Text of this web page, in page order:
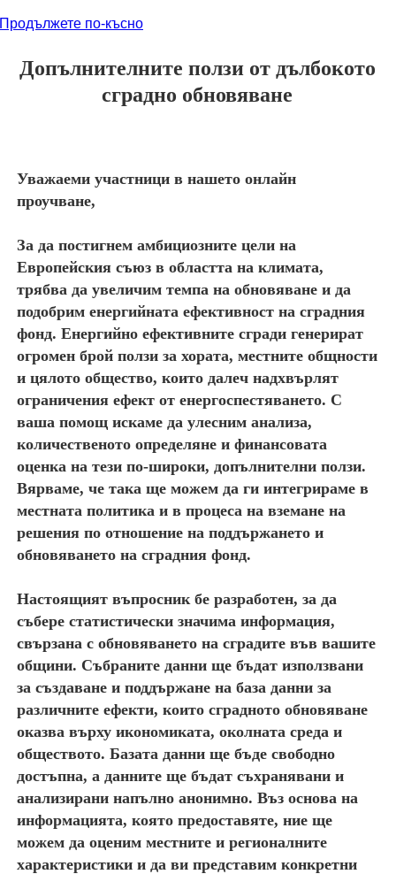
Продължете по-късно
Допълнителните ползи от дълбокото
сградно обновяване
Уважаеми участници в нашето онлайн
проучване,
За да постигнем амбициозните цели на
Европейския съюз в областта на климата,
трябва да увеличим темпа на обновяване и да
подобрим енергийната ефективност на сградния
фонд. Енергийно ефективните сгради генерират
огромен брой ползи за хората, местните общности
и цялото общество, които далеч надхвърлят
ограничения ефект от енергоспестяването. С
ваша помощ искаме да улесним анализа,
количественото определяне и финансовата
оценка на тези по-широки, допълнителни ползи.
Вярваме, че така ще можем да ги интегрираме в
местната политика и в процеса на вземане на
решения по отношение на поддържането и
обновяването на сградния фонд.
Настоящият въпросник бе разработен, за да
събере статистически значима информация,
свързана с обновяването на сградите във вашите
общини. Събраните данни ще бъдат използвани
за създаване и поддържане на база данни за
различните ефекти, които сградното обновяване
оказва върху икономиката, околната среда и
обществото. Базата данни ще бъде свободно
достъпна, а данните ще бъдат съхранявани и
анализирани напълно анонимно. Въз основа на
информацията, която предоставяте, ние ще
можем да оценим местните и регионалните
характеристики и да ви представим конкретни